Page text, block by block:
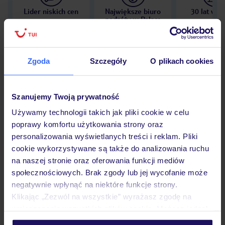
Zgoda Szczegóły O plikach cookies
Szanujemy Twoją prywatność
Używamy technologii takich jak pliki cookie w celu
poprawy komfortu użytkowania strony oraz
personalizowania wyświetlanych treści i reklam. Pliki
cookie wykorzystywane są także do analizowania ruchu
na naszej stronie oraz oferowania funkcji mediów
społecznościowych. Brak zgody lub jej wycofanie może
negatywnie wpłynąć na niektóre funkcje strony.
Klikając „Zezwól na wszystkie” wyrażasz zgodę na
personalizować swój wybór wchodząc w zakładkę
Lider niskich cen
Największe biuro
podróży w Polsce
30 lat w
Opinie
Pokoje
Wyżywienie